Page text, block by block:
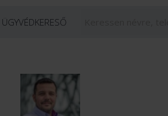
ÜGYVÉDKERESŐ